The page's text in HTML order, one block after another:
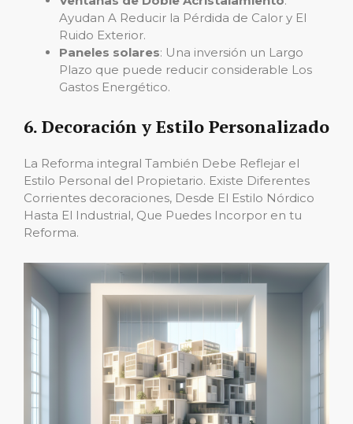
Ayudan A Reducir la Pérdida de Calor y El
Ruido Exterior.
Paneles solares: Una inversión un Largo
Plazo que puede reducir considerable Los
Gastos Energético.
6. Decoración y Estilo Personalizado
La Reforma integral También Debe Reflejar el
Estilo Personal del Propietario. Existe Diferentes
Corrientes decoraciones, Desde El Estilo Nórdico
Hasta El Industrial, Que Puedes Incorpor en tu
Reforma.